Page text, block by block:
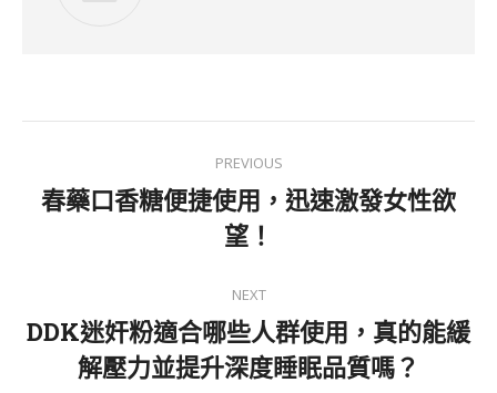
navigation
PREVIOUS
Previous
post:
春藥口香糖便捷使用，迅速激發女性欲
望！
NEXT
Next
post:
DDK迷奸粉適合哪些人群使用，真的能緩
解壓力並提升深度睡眠品質嗎？